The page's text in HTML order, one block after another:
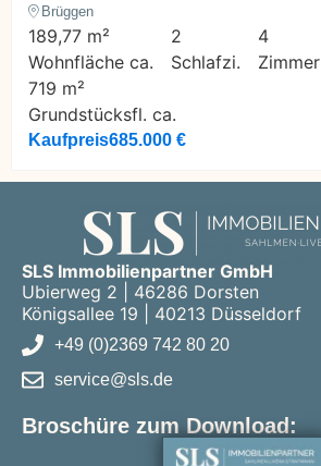
Brüggen
189,77 m²
Wohnfläche ca.
2
Schlafzi.
4
Zimmer
719 m²
Grundstücksfl. ca.
Kaufpreis685.000 €
SLS Immobilienpartner GmbH
Ubierweg 2 | 46286 Dorsten
Königsallee 19 | 40213 Düsseldorf
+49 (0)2369 742 80 20
service@sls.de
Broschüre zum Download: